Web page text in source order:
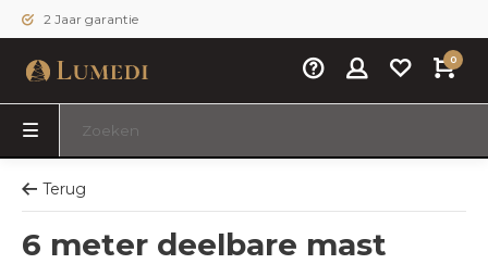
2 Jaar garantie
0
Terug
6 meter deelbare mast